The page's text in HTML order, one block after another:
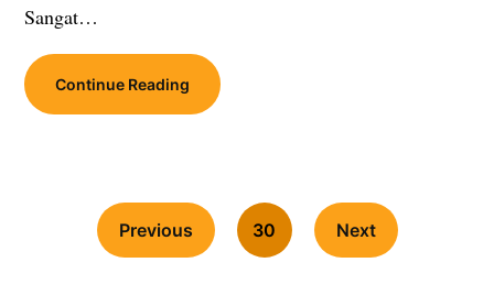
Sangat…
Continue Reading
Previous 30 Next